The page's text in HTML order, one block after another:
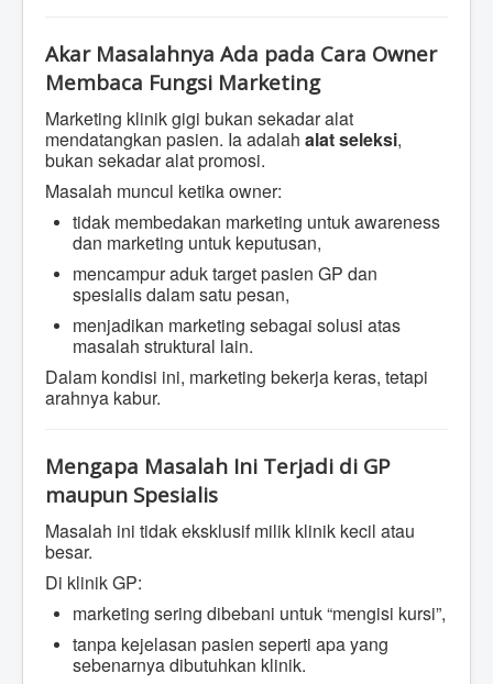
Akar Masalahnya Ada pada Cara Owner
Membaca Fungsi Marketing
Marketing klinik gigi bukan sekadar alat
mendatangkan pasien. Ia adalah alat seleksi,
bukan sekadar alat promosi.
Masalah muncul ketika owner:
tidak membedakan marketing untuk awareness
dan marketing untuk keputusan,
mencampur aduk target pasien GP dan
spesialis dalam satu pesan,
menjadikan marketing sebagai solusi atas
masalah struktural lain.
Dalam kondisi ini, marketing bekerja keras, tetapi
arahnya kabur.
Mengapa Masalah Ini Terjadi di GP
maupun Spesialis
Masalah ini tidak eksklusif milik klinik kecil atau
besar.
Di klinik GP:
marketing sering dibebani untuk “mengisi kursi”,
tanpa kejelasan pasien seperti apa yang
sebenarnya dibutuhkan klinik.